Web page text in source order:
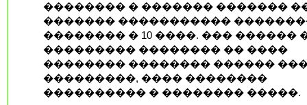
�������� � ������� �������
������� �����������
�������� � 10 ����. ��� ������
��������� �������� �� ����
�������� �������� ������
���������, ���� ��������
���������� � �������� �����.